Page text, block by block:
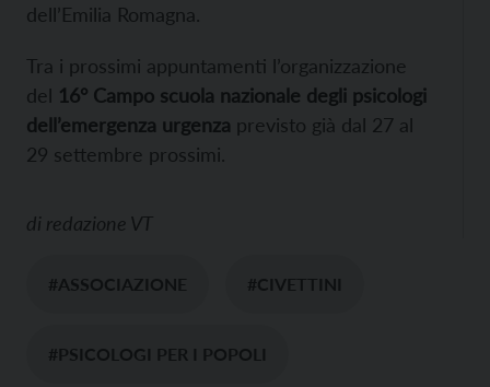
dell’Emilia Romagna.
Tra i prossimi appuntamenti l’organizzazione
del 16° Campo scuola nazionale degli psicologi
dell’emergenza urgenza previsto già dal 27 al
29 settembre prossimi.
di redazione VT
#ASSOCIAZIONE #CIVETTINI
#PSICOLOGI PER I POPOLI